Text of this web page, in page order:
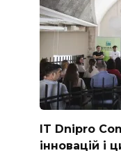
IT Dnipro
інновацій і